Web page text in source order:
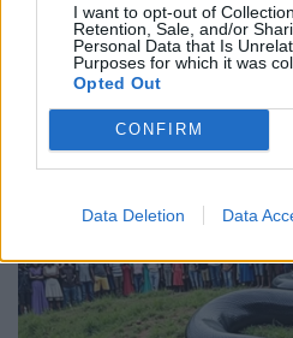
I want to opt-out of
Retention, Sale, and/or
Personal Data that Is
Purposes for which it was
Opted Out
CONFIRM
Data Deletion Data